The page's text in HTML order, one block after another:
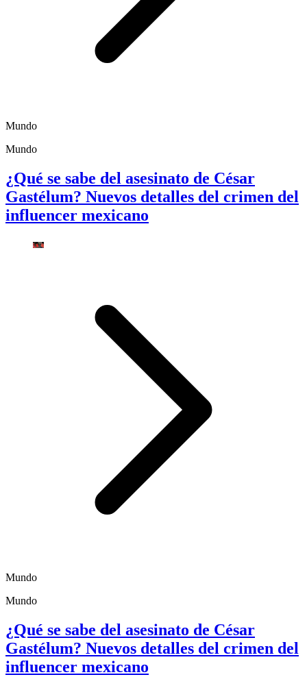
Mundo
Mundo
¿Qué se sabe del asesinato de César
Gastélum? Nuevos detalles del crimen del
influencer mexicano
Mundo
Mundo
¿Qué se sabe del asesinato de César
Gastélum? Nuevos detalles del crimen del
influencer mexicano